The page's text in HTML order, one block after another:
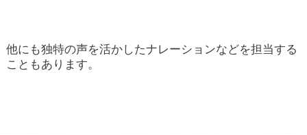
他にも独特の声を活かしたナレーションなどを担当する
こともあります。